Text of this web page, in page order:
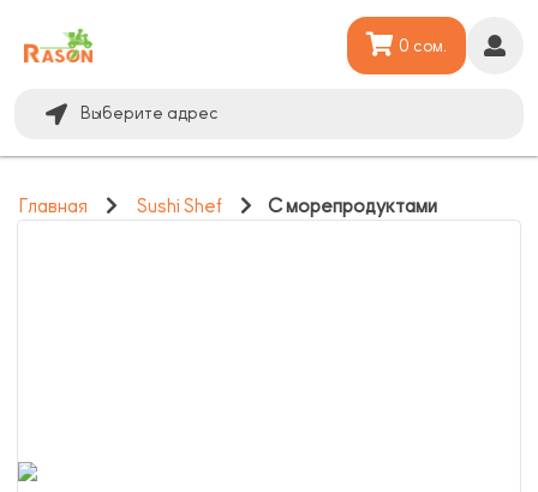
Выберите адрес
0 сом.
Главная Sushi Shef С морепродуктами